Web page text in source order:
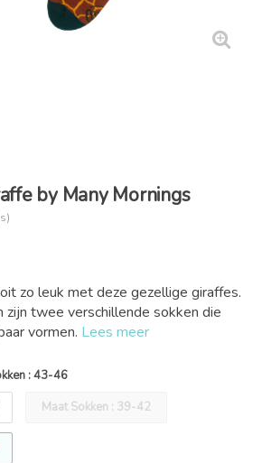
by Many Mornings
zo leuk met deze gezellige giraffes.
zijn twee verschillende sokken die
vormen. Lees meer
: 43-46
Maat Sokken : 39-42